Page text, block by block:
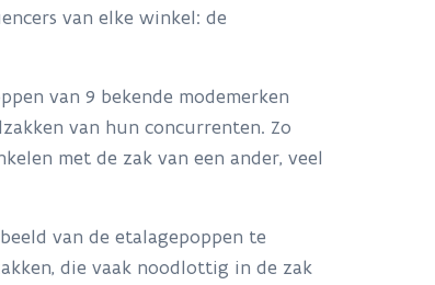
van elke winkel: de
van 9 bekende modemerken
van hun concurrenten. Zo
met de zak van een ander, veel
van de etalagepoppen te
die vaak noodlottig in de zak